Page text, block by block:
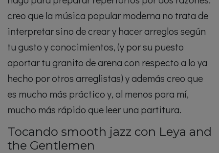
creo que la música popular moderna no trata de
interpretar sino de crear y hacer arreglos según
tu gusto y conocimientos, (y por su puesto
aportar tu granito de arena con respecto a lo ya
hecho por otros arreglistas) y además creo que
es mucho más práctico y, al menos para mí,
mucho más rápido que leer una partitura.
Tocando smooth jazz con Leya and
the Gentlemen